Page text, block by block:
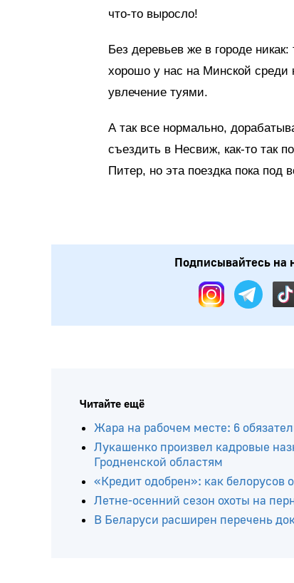
что-то выросло!
Без деревьев же в городе
хорошо у нас на Минской среди
увлечение туями.
А так все нормально,
съездить в Несвиж, как-то так
Питер, но эта поездка пока под
Подписывайтесь на
Читайте ещё
Жара на рабочем месте: 6
Лукашенко произвел кадровые
Гродненской областям
«Кредит одобрен»: как белорусов
Летне-осенний сезон охоты на
В Беларуси расширен перечень